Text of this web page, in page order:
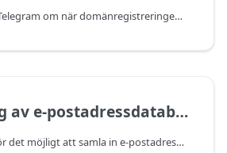
Få meddelanden i Telegram om när domänregistreringen löper ut
e-postadressdatabas
Förinställningen gör det möjligt att samla in e-postadresser för domäner via Whois-tjänsten.